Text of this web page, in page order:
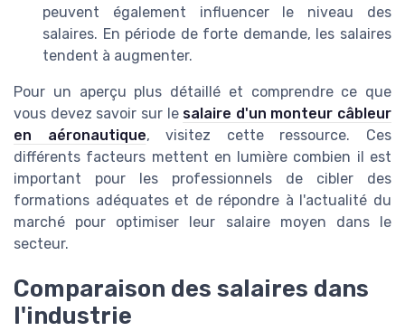
peuvent également influencer le niveau des
salaires. En période de forte demande, les salaires
tendent à augmenter.
Pour un aperçu plus détaillé et comprendre ce que
vous devez savoir sur le salaire d'un monteur câbleur
en aéronautique, visitez cette ressource. Ces
différents facteurs mettent en lumière combien il est
important pour les professionnels de cibler des
formations adéquates et de répondre à l'actualité du
marché pour optimiser leur salaire moyen dans le
secteur.
Comparaison des salaires dans
l'industrie